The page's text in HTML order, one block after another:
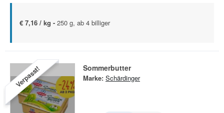
€ 7,16 / kg - 250 g, ab 4 billiger
Verpasst! Sommerbutter
Marke: Schärdinger